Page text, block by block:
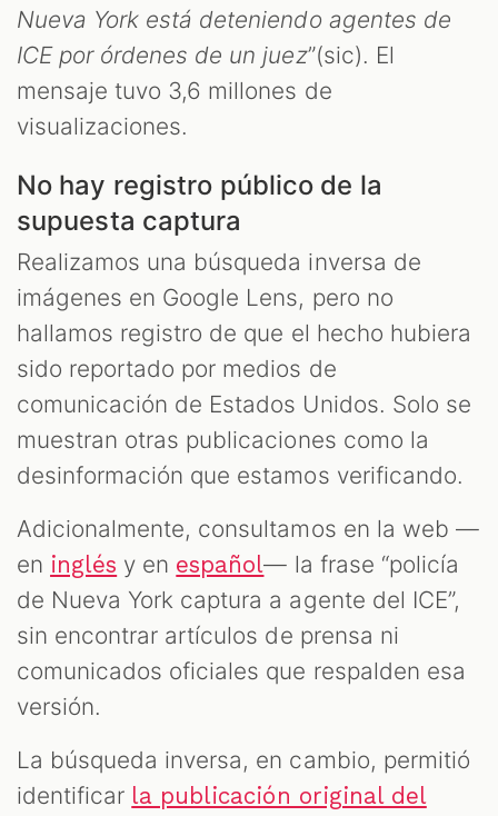
Nueva York está deteniendo agentes de
ICE por órdenes de un juez”(sic). El
mensaje tuvo 3,6 millones de
visualizaciones.
No hay registro público de la
supuesta captura
Realizamos una búsqueda inversa de
imágenes en Google Lens, pero no
hallamos registro de que el hecho hubiera
sido reportado por medios de
comunicación de Estados Unidos. Solo se
muestran otras publicaciones como la
desinformación que estamos verificando.
Adicionalmente, consultamos en la web —
en inglés y en español— la frase “policía
de Nueva York captura a agente del ICE”,
sin encontrar artículos de prensa ni
comunicados oficiales que respalden esa
versión.
La búsqueda inversa, en cambio, permitió
identificar la publicación original del